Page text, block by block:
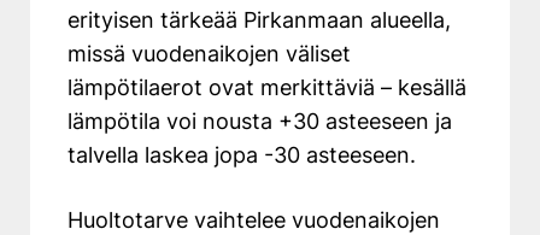
erityisen tärkeää Pirkanmaan alueella,
missä vuodenaikojen väliset
lämpötilaerot ovat merkittäviä – kesällä
lämpötila voi nousta +30 asteeseen ja
talvella laskea jopa -30 asteeseen.
Huoltotarve vaihtelee vuodenaikojen